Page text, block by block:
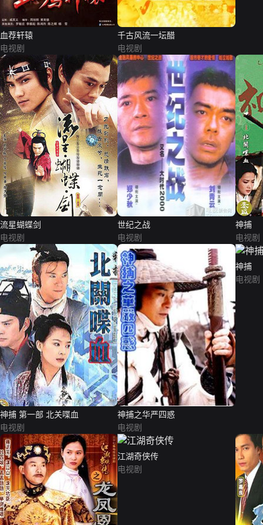
血荐轩辕
电视剧
千古风流一坛醋
电视剧
流星蝴蝶剑
电视剧
世纪之战
电视剧
神捕
电视剧
神捕 第一部 北关喋血
电视剧
神捕之华严四惑
电视剧
神捕
电视剧
江湖奇侠传
电视剧